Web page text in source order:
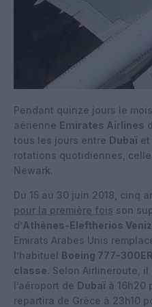
Pendant quinze jours le
aérienne Emirates Airlines
tous les jours entre Dubaï et
rotations quotidiennes,
Newark.
Du 15 au 30 juin 2018, cinq
pour la première fois son
d’Athènes-Eleftherios
Emirats Arabes Unis
l’habituel Boeing 777-300ER
classe. Selon Airlineroute,
l’aéroport de Dubaï à 16h20
repartira de Grèce à 23h10